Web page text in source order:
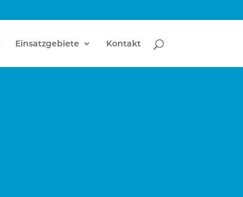
Einsatzgebiete Kontakt